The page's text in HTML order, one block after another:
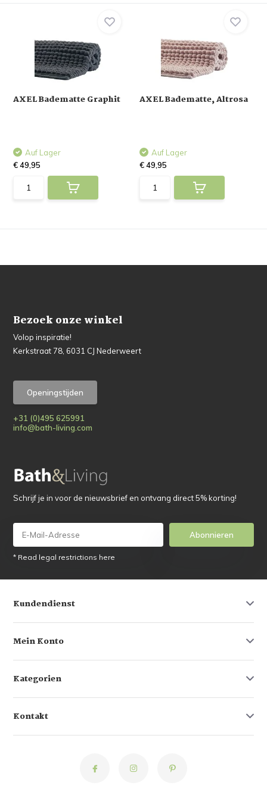
AXEL Badematte Graphit
Auf Lager
€ 49,95
AXEL Badematte, Altrosa
Auf Lager
€ 49,95
Bezoek onze winkel
Volop inspiratie!
Kerkstraat 78, 6031 CJ Nederweert
Openingstijden
+31 (0)495 625991
info@bath-living.com
Schrijf je in voor de nieuwsbrief en ontvang direct 5% korting!
Abonnieren
* Read legal restrictions here
Kundendienst
Mein Konto
Kategorien
Kontakt